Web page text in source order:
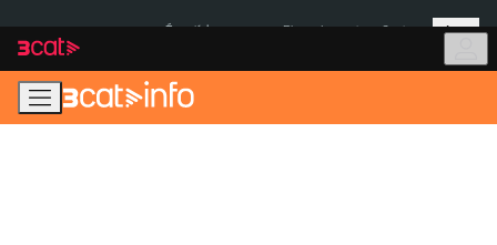
navegació
principal
contingut
Més